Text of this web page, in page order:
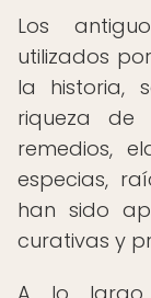
Los
utilizados
la historia,
riqueza de
remedios,
especias,
han sido
curativas y